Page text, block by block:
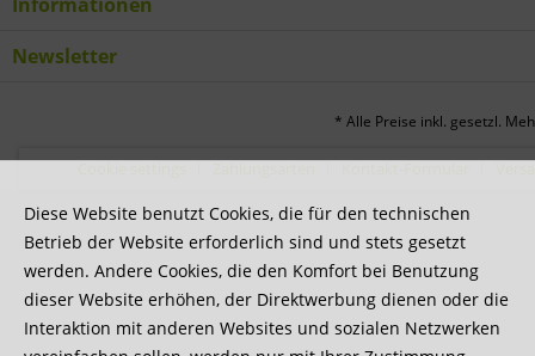
Newsletter
* Alle Preise inkl. gesetzl.
Diese Website benutzt Cookies, die für den technischen
Betrieb der Website erforderlich sind und stets gesetzt
werden. Andere Cookies, die den Komfort bei Benutzung
dieser Website erhöhen, der Direktwerbung dienen oder die
Interaktion mit anderen Websites und sozialen Netzwerken